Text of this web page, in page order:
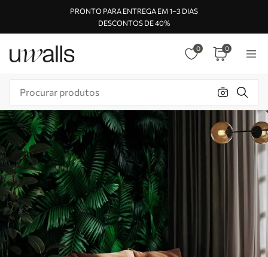
PRONTO PARA ENTREGA EM 1–3 DIAS
DESCONTOS DE 40%
0 0